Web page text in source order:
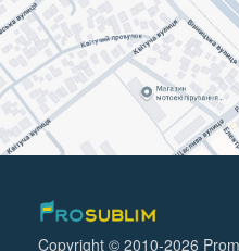
Copyright © 2010-2026